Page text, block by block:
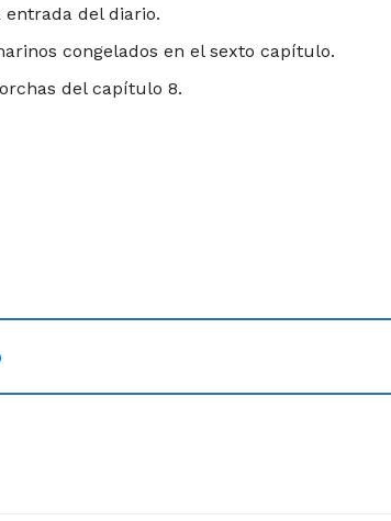
del diario.
congelados en el sexto capítulo.
del capítulo 8.